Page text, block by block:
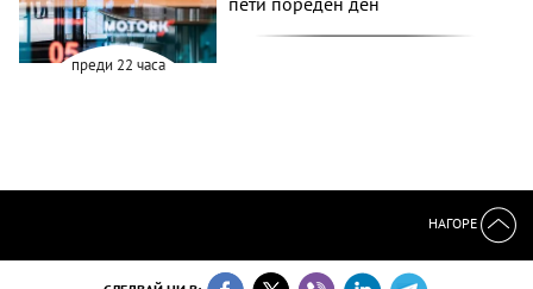
преди 22 часа
НАГОРЕ